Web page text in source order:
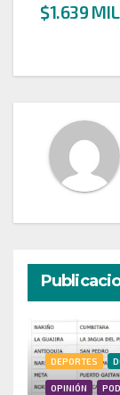
$1.639
DEPORTES
OPINIÓN